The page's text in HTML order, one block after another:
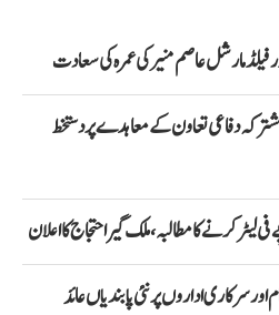
مارشل عاصم منیر کی عمرہ کی سعادت
دفاعی تعاون کے معاہدے پر دستخط
اور سرکاری اداروں پر نئی پابندیاں عائد